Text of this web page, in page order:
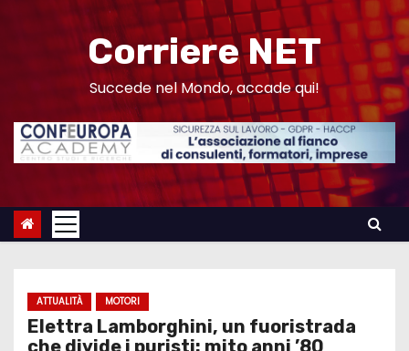
n
Corriere NET
Succede nel Mondo, accade qui!
ATTUALITÀ MOTORI
Elettra Lamborghini, un fuoristrada
che divide i puristi: mito anni ’80